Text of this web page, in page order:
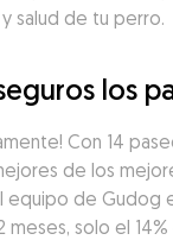
salud de tu perro.
los
Con 14
de los
equipo de Gudog
meses, solo el